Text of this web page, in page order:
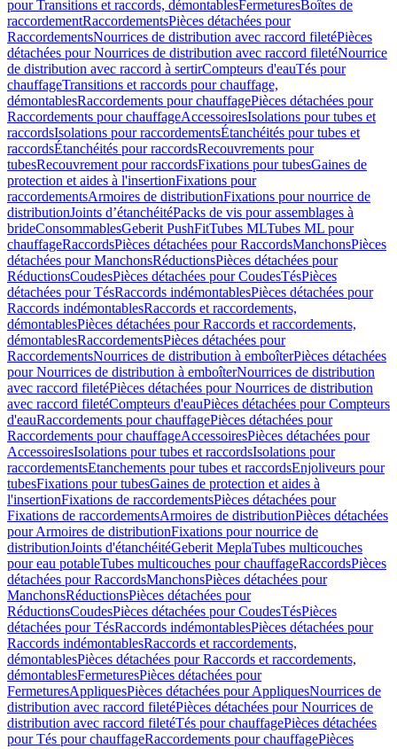
pour Transitions et raccords, démontablesFermeturesBoîtes de
raccordementRaccordementsPièces détachées pour
RaccordementsNourrices de distribution avec raccord filetéPièces
détachées pour Nourrices de distribution avec raccord filetéNourrice
de distribution avec raccord à sertirCompteurs d'eauTés pour
chauffageTransitions et raccords pour chauffage,
démontablesRaccordements pour chauffagePièces détachées pour
Raccordements pour chauffageAccessoiresIsolations pour tubes et
raccordsIsolations pour raccordementsÉtanchéités pour tubes et
raccordsÉtanchéités pour raccordsRecouvrements pour
tubesRecouvrement pour raccordsFixations pour tubesGaines de
protection et aides à l'insertionFixations pour
raccordementsArmoires de distributionFixations pour nourrice de
distributionJoints d’étanchéitéPacks de vis pour assemblages à
brideConsommablesGeberit PushFitTubes MLTubes ML pour
chauffageRaccordsPièces détachées pour RaccordsManchonsPièces
détachées pour ManchonsRéductionsPièces détachées pour
RéductionsCoudesPièces détachées pour CoudesTésPièces
détachées pour TésRaccords indémontablesPièces détachées pour
Raccords indémontablesRaccords et raccordements,
démontablesPièces détachées pour Raccords et raccordements,
démontablesRaccordementsPièces détachées pour
RaccordementsNourrices de distribution à emboîterPièces détachées
pour Nourrices de distribution à emboîterNourrices de distribution
avec raccord filetéPièces détachées pour Nourrices de distribution
avec raccord filetéCompteurs d'eauPièces détachées pour Compteurs
d'eauRaccordements pour chauffagePièces détachées pour
Raccordements pour chauffageAccessoiresPièces détachées pour
AccessoiresIsolations pour tubes et raccordsIsolations pour
raccordementsEtanchements pour tubes et raccordsEnjoliveurs pour
tubesFixations pour tubesGaines de protection et aides à
l'insertionFixations de raccordementsPièces détachées pour
Fixations de raccordementsArmoires de distributionPièces détachées
pour Armoires de distributionFixations pour nourrice de
distributionJoints d'étanchéitéGeberit MeplaTubes multicouches
pour eau potableTubes multicouches pour chauffageRaccordsPièces
détachées pour RaccordsManchonsPièces détachées pour
ManchonsRéductionsPièces détachées pour
RéductionsCoudesPièces détachées pour CoudesTésPièces
détachées pour TésRaccords indémontablesPièces détachées pour
Raccords indémontablesRaccords et raccordements,
démontablesPièces détachées pour Raccords et raccordements,
démontablesFermeturesPièces détachées pour
FermeturesAppliquesPièces détachées pour AppliquesNourrices de
distribution avec raccord filetéPièces détachées pour Nourrices de
distribution avec raccord filetéTés pour chauffagePièces détachées
pour Tés pour chauffageRaccordements pour chauffagePièces